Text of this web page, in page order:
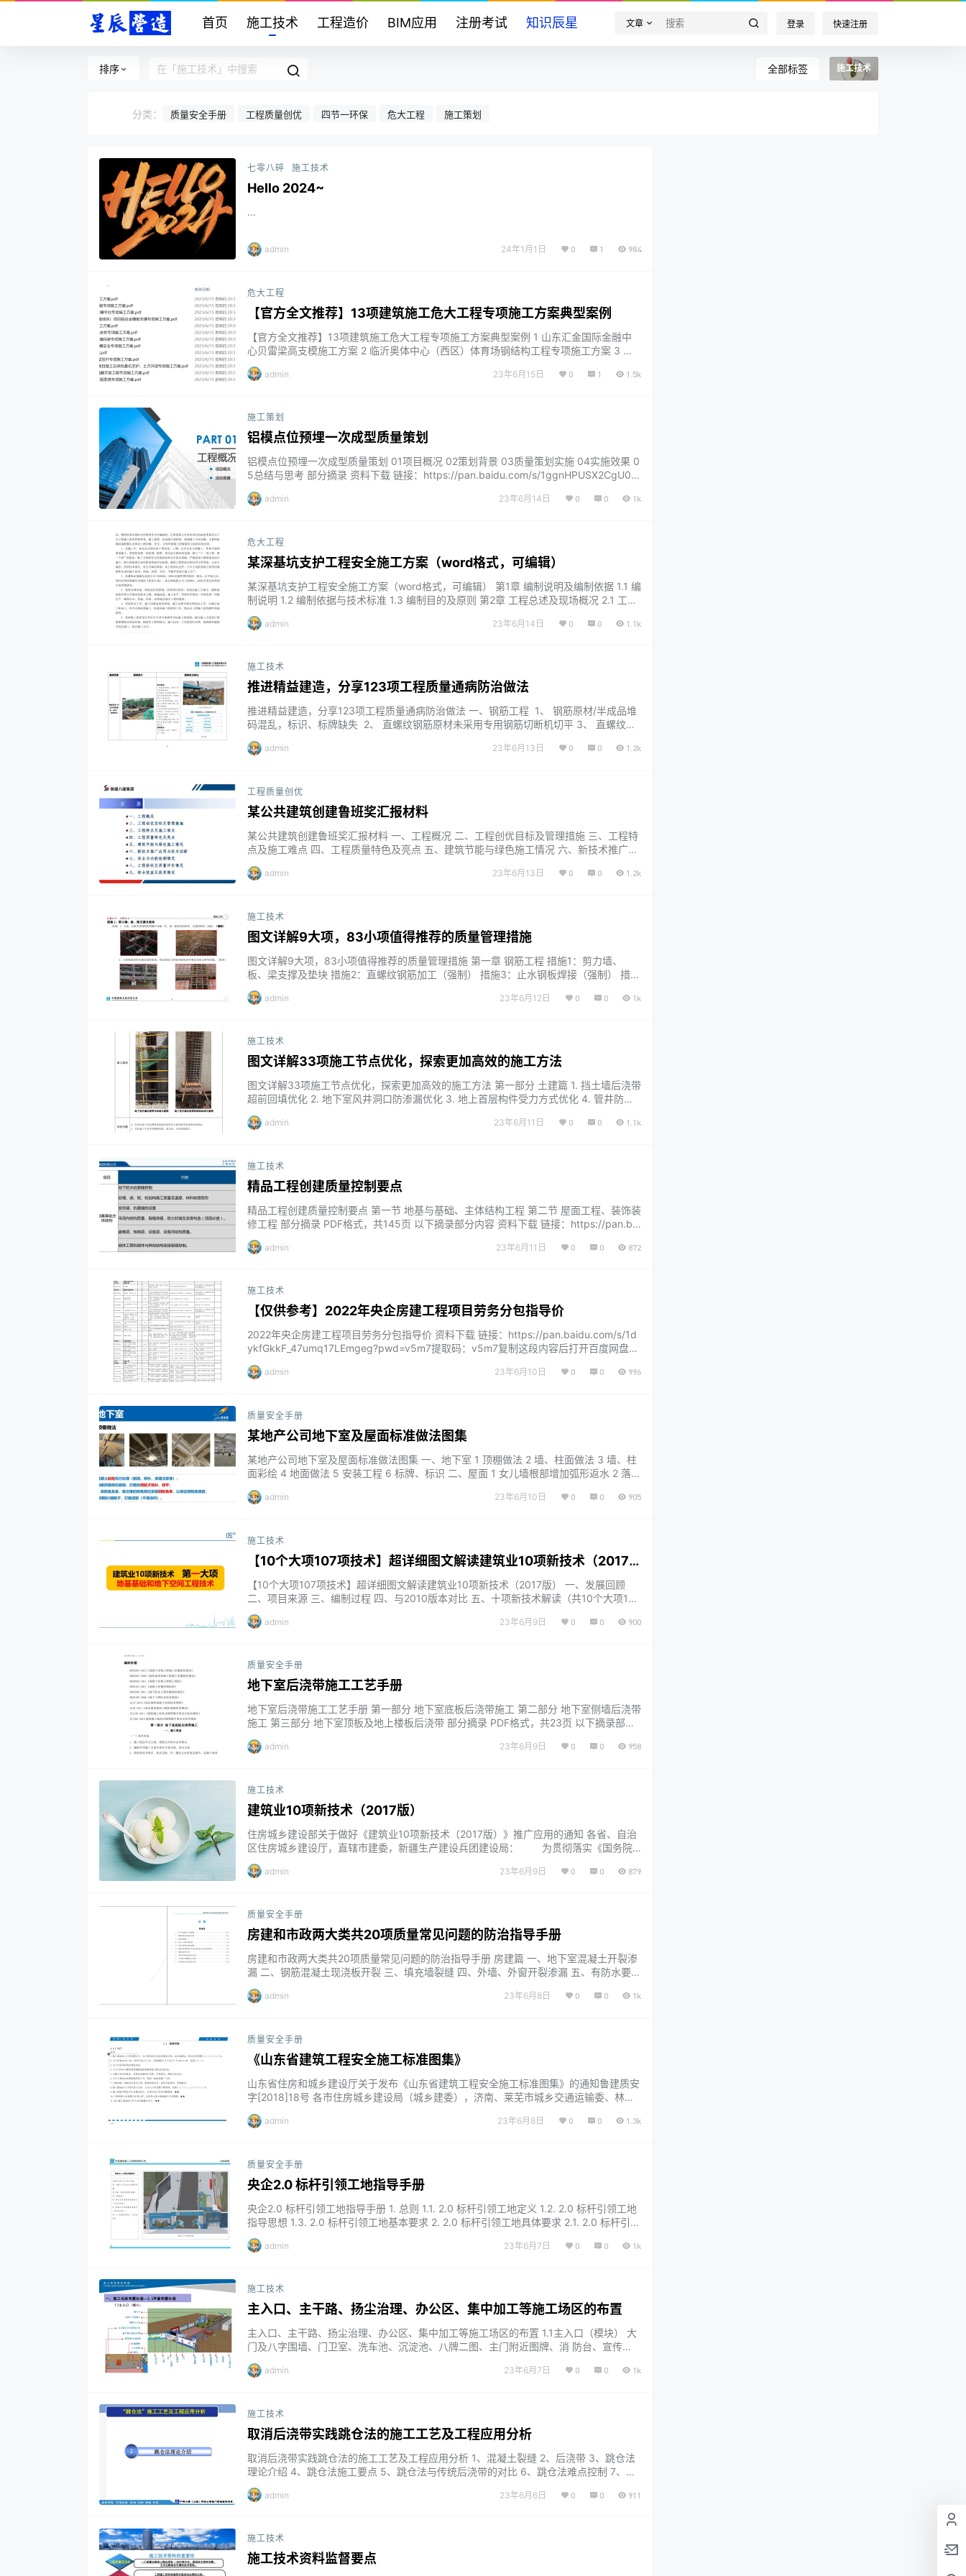
首页 施工技术 工程造价 BIM应用 注册考试 知识辰星 文章 登录 快速注册
排序 全部标签 施工技术
分类： 质量安全手册 工程质量创优 四节一环保 危大工程 施工策划
七零八碎 施工技术
Hello 2024~
...
admin 24年1月1日 0 1 984
危大工程
【官方全文推荐】13项建筑施工危大工程专项施工方案典型案例
【官方全文推荐】13项建筑施工危大工程专项施工方案典型案例 1 山东汇金国际金融中
心贝雷梁高支模施工方案 2 临沂奥体中心（西区）体育场钢结构工程专项施工方案 3 碧
桂园·国岳府项目大跨度高悬空结构支模平台专项施工方案 4 中央商务区 360 米超高层 A
-1 地块（南地块）项目铝合金模板支撑专项施工方案 5 济宁机场迁建项目现浇箱梁安全
admin 23年6月15日 0 1 1.5k
施工策划
铝模点位预埋一次成型质量策划
铝模点位预埋一次成型质量策划 01项目概况 02策划背景 03质量策划实施 04实施效果 0
5总结与思考 部分摘录 资料下载 链接：https://pan.baidu.com/s/1ggnHPUSX2CgU03
便哦...admin 23年6月14日 0 0 1k
危大工程
某深基坑支护工程安全施工方案（word格式，可编辑）
某深基坑支护工程安全施工方案（word格式，可编辑） 第1章 编制说明及编制依据 1.1 编
制说明 1.2 编制依据与技术标准 1.3 编制目的及原则 第2章 工程总述及现场概况 2.1 工程
总述及概况 2.2 基坑支护工程设计概况 2.3 本工程的重点及难点分析及对策 2.4 如何进行
现场管理，把控进度，特别是安全生产和文明管理的措施 2.5 如何有效组织穿插作业施
admin 23年6月14日 0 0 1.1k
施工技术
推进精益建造，分享123项工程质量通病防治做法
推进精益建造，分享123项工程质量通病防治做法 一、钢筋工程 1、 钢筋原材/半成品堆
码混乱，标识、标牌缺失 2、 直螺纹钢筋原材未采用专用钢筋切断机切平 3、 直螺纹丝
弧内直径不符合要求 6、 墙、柱钢筋偏位 7、 电渣压力焊钢筋焊包不饱满、轴线偏移、
admin 23年6月13日 0 0 1.2k
工程质量创优
某公共建筑创建鲁班奖汇报材料
某公共建筑创建鲁班奖汇报材料 一、工程概况 二、工程创优目标及管理措施 三、工程特
点及施工难点 四、工程质量特色及亮点 五、建筑节能与绿色施工情况 六、新技术推广应
奖情况 部分摘录 PDF格式，共73页 以下摘录部分内容 资料下载 链接：https://pan.baid
admin 23年6月13日 0 0 1.2k
施工技术
图文详解9大项，83小项值得推荐的质量管理措施
图文详解9大项，83小项值得推荐的质量管理措施 第一章 钢筋工程 措施1：剪力墙、
板、梁支撑及垫块 措施2：直螺纹钢筋加工（强制） 措施3：止水钢板焊接（强制） 措施
4：钢筋防锈（推荐） 第二章 模板工程 措施1：实测实量“三张表”制度（仅对正负零以上
做要求）（强制） 措施2：墙柱支模 措施3：楼梯支模（强制） 措施4：后浇带部位支模
admin 23年6月12日 0 0 1k
施工技术
图文详解33项施工节点优化，探索更加高效的施工方法
图文详解33项施工节点优化，探索更加高效的施工方法 第一部分 土建篇 1. 挡土墙后浇带
超前回填优化 2. 地下室风井洞口防渗漏优化 3. 地上首层构件受力方式优化 4. 管井防水
节点优化 9. 砌体小墙垛节点优化 10. 砌体墙体施工操作死角优化 11. 混凝土节点施工操
admin 23年6月11日 0 0 1.1k
施工技术
精品工程创建质量控制要点
精品工程创建质量控制要点 第一节 地基与基础、主体结构工程 第二节 屋面工程、装饰装
修工程 部分摘录 PDF格式，共145页 以下摘录部分内容 资料下载 链接：https://pan.bai
du.com/s/10b5tDrPLGqyN6nfApwsKkw?pwd=prqv提取码：prqv复制这段内容后打
开百度网盘手机App，操作更方便哦...
admin 23年6月11日 0 0 872
施工技术
【仅供参考】2022年央企房建工程项目劳务分包指导价
2022年央企房建工程项目劳务分包指导价 资料下载 链接：https://pan.baidu.com/s/1d
ykfGkkF_47umq17LEmgeg?pwd=v5m7提取码：v5m7复制这段内容后打开百度网盘手
admin 23年6月10日 0 0 996
质量安全手册
某地产公司地下室及屋面标准做法图集
某地产公司地下室及屋面标准做法图集 一、地下室 1 顶棚做法 2 墙、柱面做法 3 墙、柱
面彩绘 4 地面做法 5 安装工程 6 标牌、标识 二、屋面 1 女儿墙根部增加弧形返水 2 落水
护层伸缩缝上覆盖SBS卷材 5 细石砼保护层上满批腻子、滚刷调色涂料 6 安装工程 7 女
admin 23年6月10日 0 0 905
施工技术
【10个大项107项技术】超详细图文解读建筑业10项新技术（2017
版）
【10个大项107项技术】超详细图文解读建筑业10项新技术（2017版） 一、发展回顾
二、项目来源 三、编制过程 四、与2010版本对比 五、十项新技术解读（共10个大项107
项技术） 1 地基基础和地下空间工程技术 1.1 灌注桩后注浆技术 1.2 长螺旋钻孔压灌桩技
术 1.3 水泥土复合桩技术 1.4 混凝土桩复合地基技术 1.5 真空预压法组合加固软基技术 1.
admin 23年6月9日 0 0 900
质量安全手册
地下室后浇带施工工艺手册
地下室后浇带施工工艺手册 第一部分 地下室底板后浇带施工 第二部分 地下室侧墙后浇带
施工 第三部分 地下室顶板及地上楼板后浇带 部分摘录 PDF格式，共23页 以下摘录部分
bsyi提取码：bsyi复制这段内容后打开百度网盘手机App，操作更方便哦...
admin 23年6月9日 0 0 958
施工技术
建筑业10项新技术（2017版）
住房城乡建设部关于做好《建筑业10项新技术（2017版）》推广应用的通知 各省、自治
区住房城乡建设厅，直辖市建委，新疆生产建设兵团建设局： 为贯彻落实《国务院
办公厅关于促进建筑业持续健康发展的意见》（国办发[2017]19号），加快促进建筑产业
升级，增强产业建造创新能力，我部组织编制了《建筑业10项新技术（2017版）》，现
admin 23年6月9日 0 0 879
质量安全手册
房建和市政两大类共20项质量常见问题的防治指导手册
房建和市政两大类共20项质量常见问题的防治指导手册 房建篇 一、地下室混凝土开裂渗
漏 二、钢筋混凝土现浇板开裂 三、填充墙裂缝 四、外墙、外窗开裂渗漏 五、有防水要求
八、首层排水管道设置不合理 九、户内给水管道敷设不合理 十、排水管道水封设置不合
admin 23年6月8日 0 0 1k
质量安全手册
《山东省建筑工程安全施工标准图集》
山东省住房和城乡建设厅关于发布《山东省建筑工程安全施工标准图集》的通知鲁建质安
字[2018]18号 各市住房城乡建设局（城乡建委），济南、莱芜市城乡交通运输委、林业
公司等单位编制的建筑工程安全施工标准图集，经审查已达到标准图集编制深度和质量要
admin 23年6月8日 0 0 1.3k
质量安全手册
央企2.0 标杆引领工地指导手册
央企2.0 标杆引领工地指导手册 1. 总则 1.1. 2.0 标杆引领工地定义 1.2. 2.0 标杆引领工地
指导思想 1.3. 2.0 标杆引领工地基本要求 2. 2.0 标杆引领工地具体要求 2.1. 2.0 标杆引领
工地策划要求 公司负责 2.0 标杆引领工地的选定，在策划书中提出具体要求，并负责项
目实施计划书的审定。 项目在编制实施计划过程中，需增加有关2.0标杆引领工地的专项
admin 23年6月7日 0 0 1k
施工技术
主入口、主干路、扬尘治理、办公区、集中加工等施工场区的布置
主入口、主干路、扬尘治理、办公区、集中加工等施工场区的布置 1.1主入口（模块） 大
门及八字围墙、门卫室、洗车池、沉淀池、八牌二图、主门附近图牌、消 防台、宣传
线 、沿线布置、集装 箱标养室、集装箱工具房、集装箱移动厕所、集装箱茶水亭、库
admin 23年6月7日 0 0 1k
施工技术
取消后浇带实践跳仓法的施工工艺及工程应用分析
取消后浇带实践跳仓法的施工工艺及工程应用分析 1、混凝土裂缝 2、后浇带 3、跳仓法
理论介绍 4、跳仓法施工要点 5、跳仓法与传统后浇带的对比 6、跳仓法难点控制 7、工
程应用分析 8、结语 部分摘录 PPT格式，共52页 以下摘录部分内容 资料下载 链接：htt
ps://pan.baidu.com/s/1--MyNGEhw3rv21nZz_pkcQ?pwd=0soo提取码：0soo复制这
admin 23年6月6日 0 0 911
施工技术
施工技术资料监督要点